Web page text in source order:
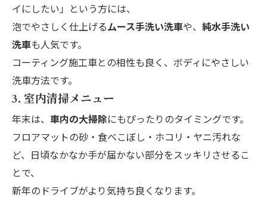
イにしたい」という方には、
泡でやさしく仕上げるムース手洗い洗車や、 純水手洗い
洗車も人気です。
コーティング施工車との相性も良く、ボディにやさしい
洗車方法です。
3. 室内清掃メニュー
年末は、 車内の大掃除にもぴったりのタイミングです。
フロアマットの砂・食べこぼし・ホコリ・ヤニ汚れな
ど、日頃なかなか手が届かない部分をスッキリさせるこ
とで、
新年のドライブがより気持ち良くなります。